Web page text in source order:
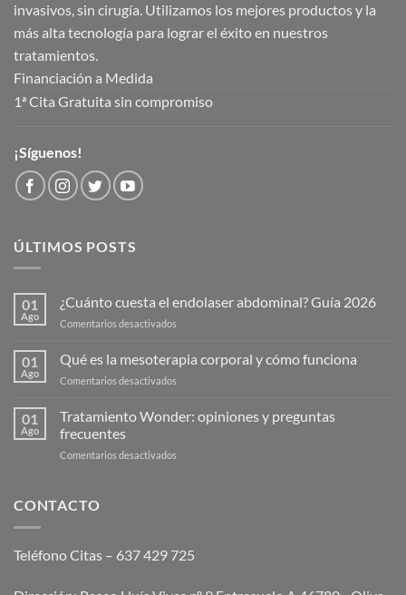
invasivos, sin cirugía. Utilizamos los mejores productos y la
más alta tecnología para lograr el éxito en nuestros
tratamientos.
Financiación a Medida
1ª Cita Gratuita sin compromiso
¡Síguenos!
ÚLTIMOS POSTS
01
Ago
¿Cuánto cuesta el endolaser abdominal? Guía 2026
Comentarios desactivados
cuesta
el
Guía
01
Ago
Qué es la mesoterapia corporal y cómo funciona
Comentarios desactivados
es
01
Ago
Tratamiento Wonder: opiniones y preguntas
frecuentes
Comentarios desactivados
CONTACTO
Teléfono Citas – 637 429 725